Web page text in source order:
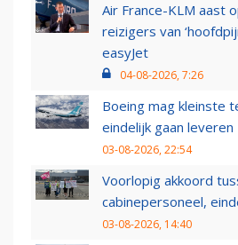
Air France-KLM aast
reizigers van
easyJet
04-08-2026, 7:26
Boeing mag kleinste
eindelijk gaan leveren
03-08-2026, 22:54
Voorlopig akkoord
cabinepersoneel,
03-08-2026, 14:40